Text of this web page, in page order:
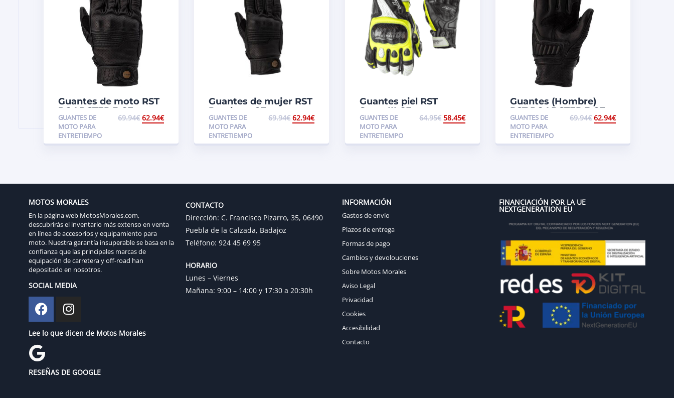
Guantes de moto RST
ROADSTER 3 CE
GUANTES DE
MOTO PARA
ENTRETIEMPO
69.94€ 62.94€
Guantes de mujer RST
Roadster CE
GUANTES DE
MOTO PARA
ENTRETIEMPO
69.94€ 62.94€
Guantes piel RST
Stunt III CE
GUANTES DE
MOTO PARA
ENTRETIEMPO
64.95€ 58.45€
Guantes (Hombre)
RST ROADSTER 3 CE
GUANTES DE
MOTO PARA
ENTRETIEMPO
69.94€ 62.94€
MOTOS MORALES
En la página web MotosMorales.com,
descubrirás el inventario más extenso en venta
en línea de accesorios y equipamiento para
moto. Nuestra garantía insuperable se basa en la
confianza que las principales marcas de
equipación de carretera y off-road han
depositado en nosotros.
SOCIAL MEDIA
Lee lo que dicen de Motos Morales
RESEÑAS DE GOOGLE
CONTACTO
Dirección: C. Francisco Pizarro, 35, 06490
Puebla de la Calzada, Badajoz
Teléfono: 924 45 69 95
HORARIO
Lunes – Viernes
Mañana: 9:00 – 14:00 y 17:30 a 20:30h
INFORMACIÓN
Gastos de envío
Plazos de entrega
Formas de pago
Cambios y devolouciones
Sobre Motos Morales
Aviso Legal
Privacidad
Cookies
Accesibilidad
Contacto
FINANCIACIÓN POR LA UE
NEXTGENERATION EU